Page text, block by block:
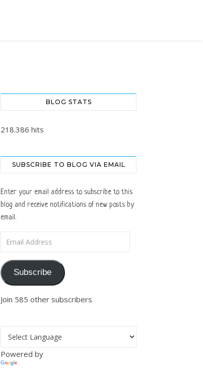
BLOG STATS
218.386 hits
SUBSCRIBE TO BLOG VIA EMAIL
Enter your email address to subscribe to this
blog and receive notifications of new posts by
email.
Subscribe
Join 585 other subscribers
Powered by